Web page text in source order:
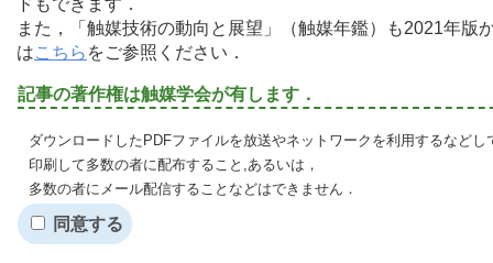
ドもできます．
また，「触媒技術の動向と展望」（触媒年鑑）も2021年
はこちら をご参照ください．
記事の著作権は触媒学会が有します．
ダウンロードしたPDFファイルを放送やネットワークを利用するなど
印刷して多数の者に配布すること,あるいは，
多数の者にメール配信することなどはできません．
同意する